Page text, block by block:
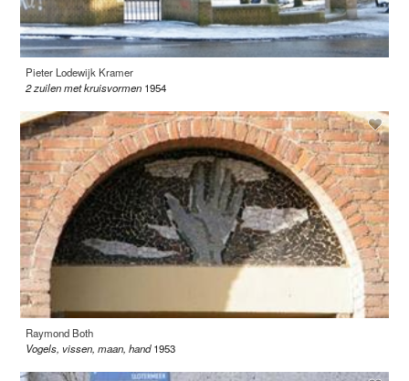
Pieter Lodewijk Kramer
2 zuilen met kruisvormen 1954
Raymond Both
Vogels, vissen, maan, hand 1953